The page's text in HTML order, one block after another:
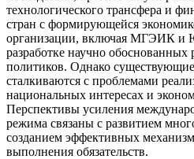
технологического трансфера и
стран с формирующейся
организации, включая МГЭИК и
разработке научно обоснованных
политиков. Однако
сталкиваются с проблемами
национальных интересах и
Перспективы усиления
режима связаны с развитием
созданием эффективных
выполнения обязательств.